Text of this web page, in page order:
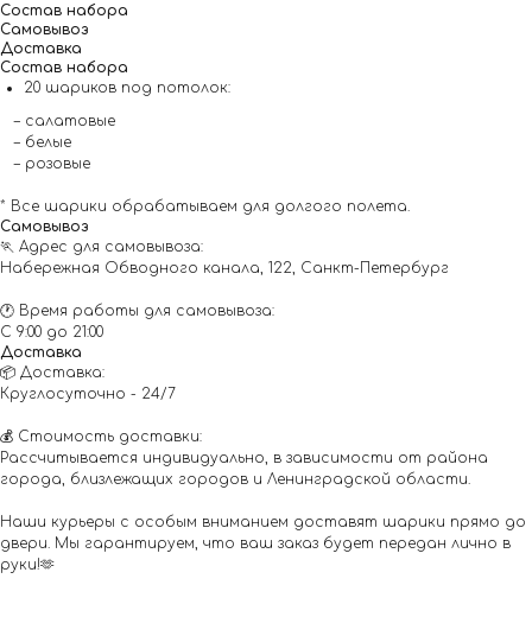
Состав набора
Самовывоз
Доставка
Состав набора
20 шариков под потолок:
– салатовые
– белые
– розовые
* Все шарики обрабатываем для долгого полета.
Самовывоз
🏃 Адрес для самовывоза:
Набережная Обводного канала, 122, Санкт-Петербург
🕐 Время работы для самовывоза:
С 9:00 до 21:00
Доставка
📦 Доставка:
Круглосуточно - 24/7
💰 Стоимость доставки:
Рассчитывается индивидуально, в зависимости от района
города, близлежащих городов и Ленинградской области.
Наши курьеры с особым вниманием доставят шарики прямо до
двери. Мы гарантируем, что ваш заказ будет передан лично в
руки!🫶